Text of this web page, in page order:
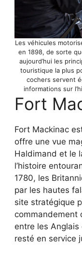
Les véhicules
en 1898, de sorte
aujourd’hui les
touristique la plus
cochers servent
informations sur
Fort
Fort Mackinac
offre une vue
Haldimand et le
l’histoire
1780, les
par les hautes
site stratégique
commandement
entre les
resté en service